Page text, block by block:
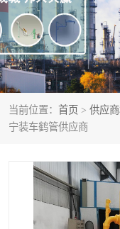
当前位置： 首页 > 供应
宁装车鹤管供应商
鹤管
底部装卸鹤管
液氨鹤管
鹤管配件
撬装系统设备